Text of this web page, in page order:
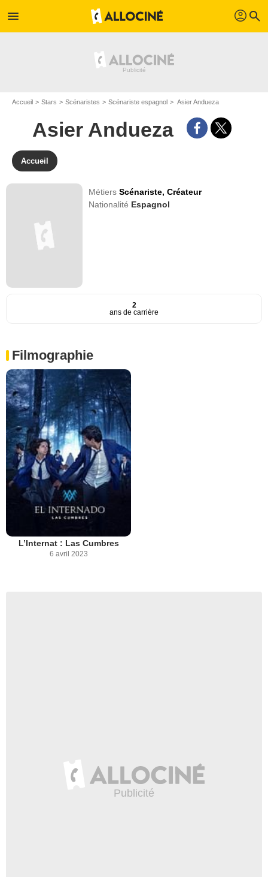
menu profil search
Accueil Stars Scénaristes Scénariste espagnol Asier Andueza
Asier Andueza
Accueil
MétiersScénariste,Créateur
Nationalité Espagnol
2
ans de carrière
Filmographie
L’Internat : Las Cumbres
6 avril 2023